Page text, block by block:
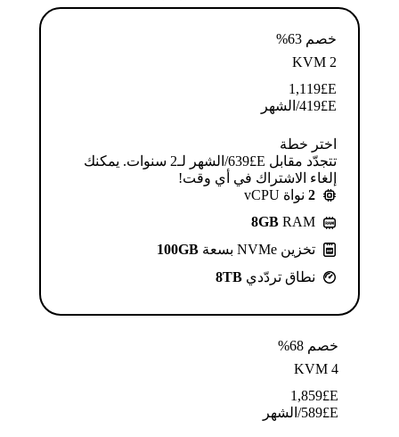
خصم 63%
KVM 2
E£
1,119
E£
419/الشهر
اختر خطة
تتجدّد مقابل E£⁦639⁩/الشهر لـ2 سنوات. يمكنك
إلغاء الاشتراك في أي وقت!
2 نواة vCPU
8GB RAM
تخزين NVMe بسعة
100GB
نطاق تردّدي 8TB
خصم 68%
KVM 4
E£
1,859
E£
589/الشهر